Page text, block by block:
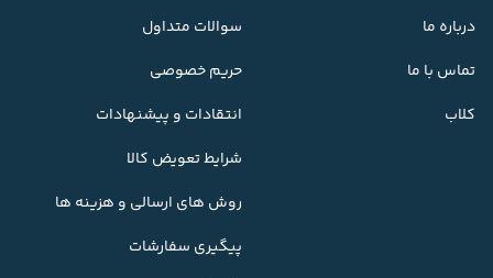
درباره ما
تماس با ما
کلاب
سوالات متداول
حریم خصوصی
انتقادات و پیشنهادات
شرایط تعویض کالا
روش های ارسالی و هزینه ها
پیگیری سفارشات